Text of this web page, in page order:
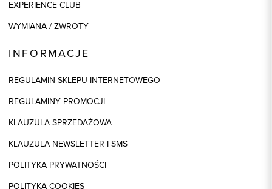
EXPERIENCE CLUB
WYMIANA / ZWROTY
INFORMACJE
REGULAMIN SKLEPU INTERNETOWEGO
REGULAMINY PROMOCJI
KLAUZULA SPRZEDAŻOWA
KLAUZULA NEWSLETTER I SMS
POLITYKA PRYWATNOŚCI
POLITYKA COOKIES